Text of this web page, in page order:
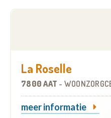
La Roselle
7800 AAT -
meer informatie